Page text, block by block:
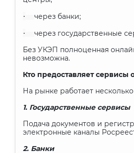
· через банки;
·
через государственные
Без УКЭП полноценная
невозможна.
Кто предоставляет сервисы
На рынке работает
1. Государственные сервисы
Подача документов и
электронные каналы
2. Банки